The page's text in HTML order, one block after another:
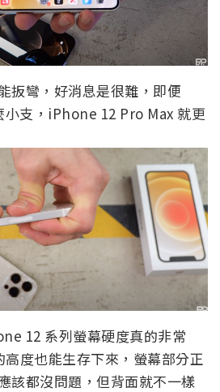
扳彎，好消息是很難，即便
支，iPhone 12 Pro Max 就更
12 系列螢幕硬度真的非常
度也能生存下來，螢幕部分正
該都沒問題，但背面就不一樣